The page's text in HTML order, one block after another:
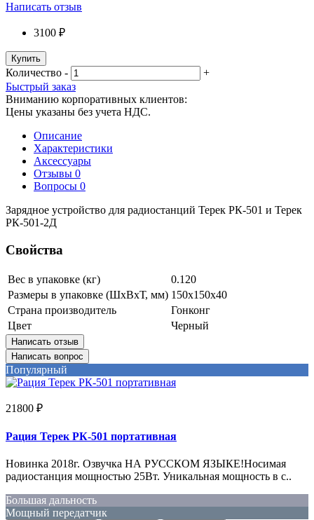
Написать отзыв
3100 ₽
Купить
Количество -
+
Быстрый заказ
Вниманию корпоративных клиентов:
Цены указаны без учета НДС.
Описание
Характеристики
Аксессуары
Отзывы 0
Вопросы 0
Зарядное устройство для радиостанций Терек РК-501 и Терек
РК-501-2Д
Свойства
Вес в упаковке (кг)
0.120
Размеры в упаковке (ШxВxТ, мм) 150x150x40
Страна производитель
Гонконг
Цвет
Черный
Написать отзыв
Написать вопрос
Популярный
21800 ₽
Рация Терек РК-501 портативная
Новинка 2018г. Озвучка НА РУССКОМ ЯЗЫКЕ!Носимая
радиостанция мощностью 25Вт. Уникальная мощность в с..
Большая дальность
Мощный передатчик